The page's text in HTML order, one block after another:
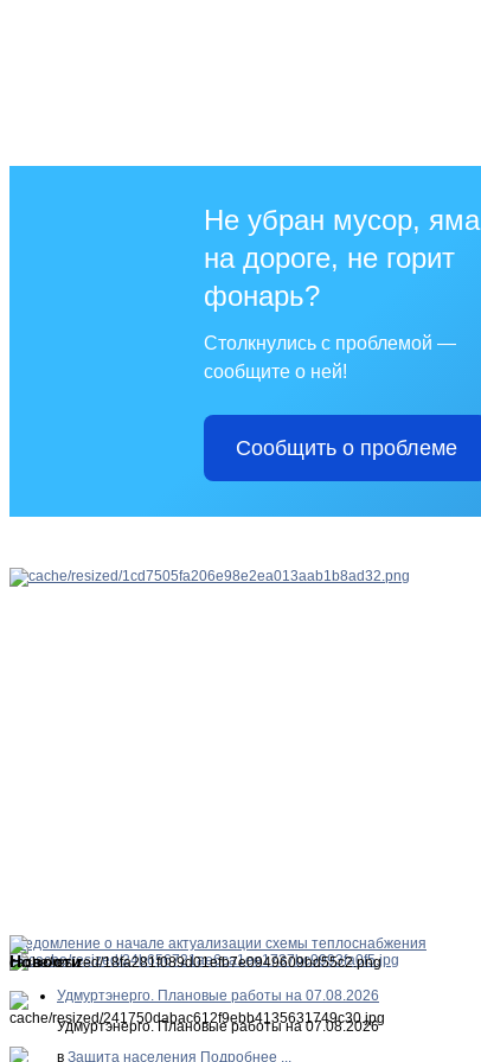
Не убран мусор, яма
на дороге, не горит
фонарь?
Столкнулись с проблемой —
сообщите о ней!
Сообщить о проблеме
Уведомление о начале актуализации схемы теплоснабжения
Новости
Удмуртэнерго. Плановые работы на 07.08.2026
Удмуртэнерго. Плановые работы на 07.08.2026
в Защита населения Подробнее ...